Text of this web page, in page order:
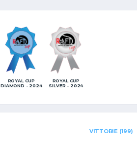
ROYAL CUP
DIAMOND - 2024
ROYAL CUP
SILVER - 2024
VITTORIE (199)